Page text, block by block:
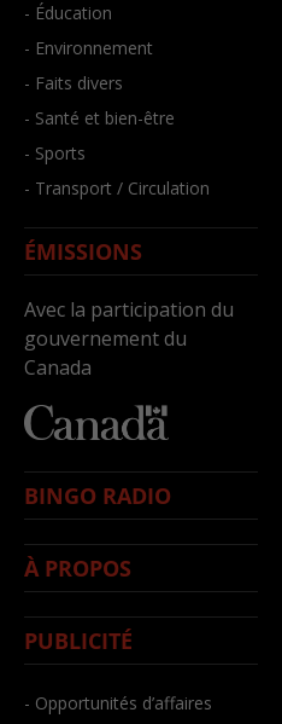
- Éducation
- Environnement
- Faits divers
- Santé et bien-être
- Sports
- Transport / Circulation
ÉMISSIONS
Avec la participation du
gouvernement du
Canada
BINGO RADIO
À PROPOS
PUBLICITÉ
- Opportunités d’affaires